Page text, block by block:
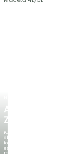
AGAPANTHUS
ZAMBEZI
¡Cuando
el
follaje
es